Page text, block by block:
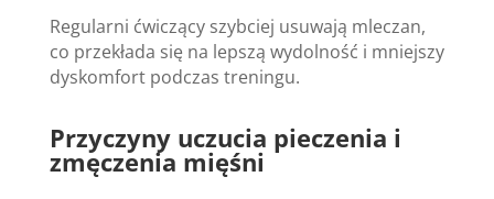
Regularni ćwiczący szybciej usuwają mleczan,
co przekłada się na lepszą wydolność i mniejszy
dyskomfort podczas treningu.
Przyczyny uczucia pieczenia i
zmęczenia mięśni